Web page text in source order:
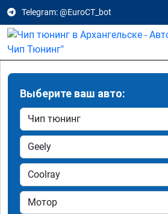
Telegram: @EuroCT_bot
Выберите ваш авто: